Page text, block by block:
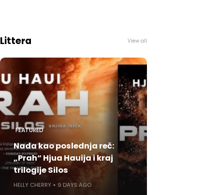
Littera View all
FEATURED
Nada kao poslednja reč:
„Prah“ Hjua Hauija i kraj
trilogije Silos
HELLY CHERRY 9 DAYS AGO